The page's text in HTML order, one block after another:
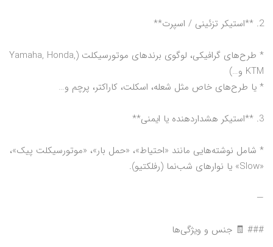
2. **استیکر تزئینی / اسپرت**
* طرح‌های گرافیکی، لوگوی برندهای موتورسیکلت (Yamaha, Honda,
KTM و…)
* یا طرح‌های خاص مثل شعله، اسکلت، کاراکتر، پرچم و…
3. **استیکر هشداردهنده یا ایمنی**
* شامل نوشته‌هایی مانند «احتیاط»، «حمل بار»، «موتورسیکلت پیک»،
«Slow» یا نوارهای شب‌نما (رفلکتیو).
—
### 🧾 جنس و ویژگی‌ها